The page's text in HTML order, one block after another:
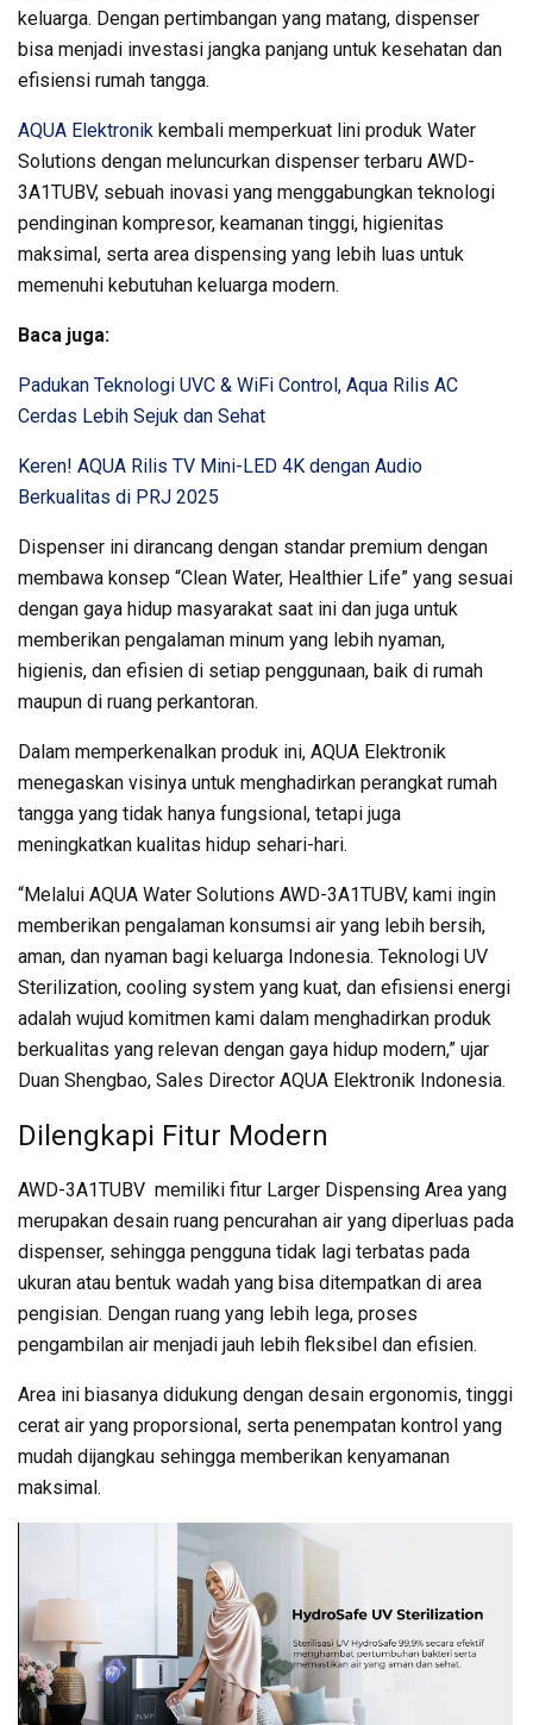
keluarga. Dengan pertimbangan yang matang, dispenser
bisa menjadi investasi jangka panjang untuk kesehatan dan
efisiensi rumah tangga.
AQUA Elektronik kembali memperkuat lini produk Water
Solutions dengan meluncurkan dispenser terbaru AWD-
3A1TUBV, sebuah inovasi yang menggabungkan teknologi
pendinginan kompresor, keamanan tinggi, higienitas
maksimal, serta area dispensing yang lebih luas untuk
memenuhi kebutuhan keluarga modern.
Baca juga:
Padukan Teknologi UVC & WiFi Control, Aqua Rilis AC
Cerdas Lebih Sejuk dan Sehat
Keren! AQUA Rilis TV Mini-LED 4K dengan Audio
Berkualitas di PRJ 2025
Dispenser ini dirancang dengan standar premium dengan
membawa konsep “Clean Water, Healthier Life” yang sesuai
dengan gaya hidup masyarakat saat ini dan juga untuk
memberikan pengalaman minum yang lebih nyaman,
higienis, dan efisien di setiap penggunaan, baik di rumah
maupun di ruang perkantoran.
Dalam memperkenalkan produk ini, AQUA Elektronik
menegaskan visinya untuk menghadirkan perangkat rumah
tangga yang tidak hanya fungsional, tetapi juga
meningkatkan kualitas hidup sehari-hari.
“Melalui AQUA Water Solutions AWD-3A1TUBV, kami ingin
memberikan pengalaman konsumsi air yang lebih bersih,
aman, dan nyaman bagi keluarga Indonesia. Teknologi UV
Sterilization, cooling system yang kuat, dan efisiensi energi
adalah wujud komitmen kami dalam menghadirkan produk
berkualitas yang relevan dengan gaya hidup modern,” ujar
Duan Shengbao, Sales Director AQUA Elektronik Indonesia.
Dilengkapi Fitur Modern
AWD-3A1TUBV memiliki fitur Larger Dispensing Area yang
merupakan desain ruang pencurahan air yang diperluas pada
dispenser, sehingga pengguna tidak lagi terbatas pada
ukuran atau bentuk wadah yang bisa ditempatkan di area
pengisian. Dengan ruang yang lebih lega, proses
pengambilan air menjadi jauh lebih fleksibel dan efisien.
Area ini biasanya didukung dengan desain ergonomis, tinggi
cerat air yang proporsional, serta penempatan kontrol yang
mudah dijangkau sehingga memberikan kenyamanan
maksimal.